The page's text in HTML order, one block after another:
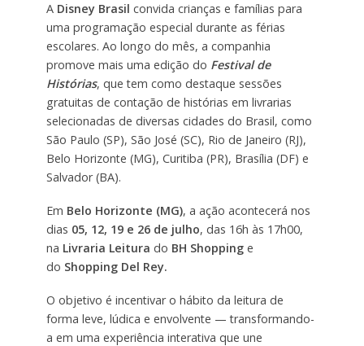
A Disney Brasil convida crianças e famílias para
uma programação especial durante as férias
escolares. Ao longo do mês, a companhia
promove mais uma edição do Festival de
Histórias, que tem como destaque sessões
gratuitas de contação de histórias em livrarias
selecionadas de diversas cidades do Brasil, como
São Paulo (SP), São José (SC), Rio de Janeiro (RJ),
Belo Horizonte (MG), Curitiba (PR), Brasília (DF) e
Salvador (BA).
Em Belo Horizonte (MG), a ação acontecerá nos
dias 05, 12, 19 e 26 de julho, das 16h às 17h00,
na Livraria Leitura do BH Shopping e
do Shopping Del Rey.
O objetivo é incentivar o hábito da leitura de
forma leve, lúdica e envolvente — transformando-
a em uma experiência interativa que une